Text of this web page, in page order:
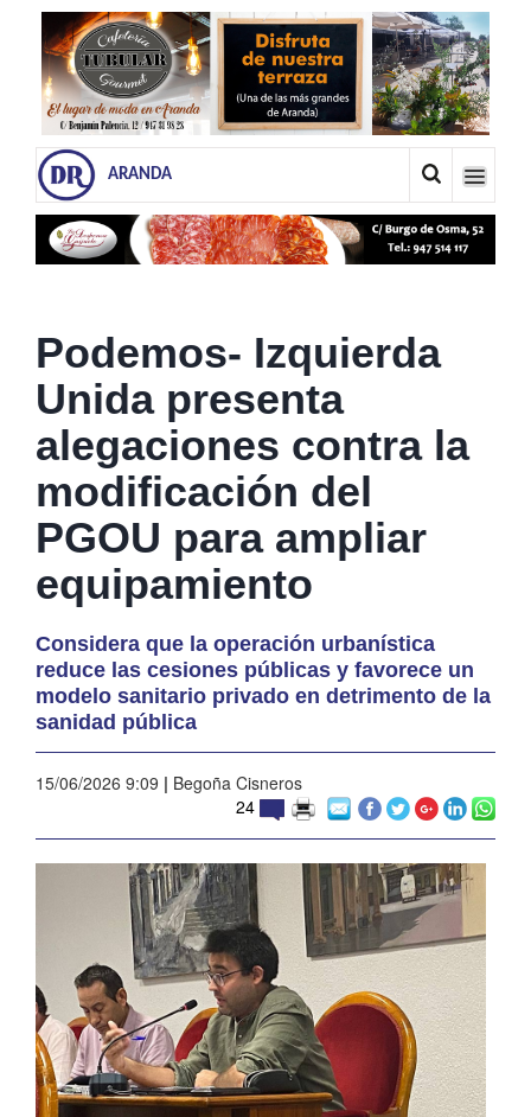
ARANDA
Podemos- Izquierda
Unida presenta
alegaciones contra la
modificación del
PGOU para ampliar
equipamiento
Considera que la operación urbanística
reduce las cesiones públicas y favorece un
modelo sanitario privado en detrimento de la
sanidad pública
15/06/2026 9:09 | Begoña Cisneros
24